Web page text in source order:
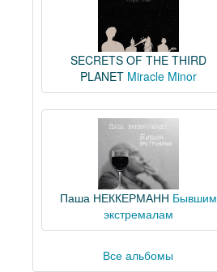
SECRETS OF THE THIRD
PLANET Miracle Minor
Паша НЕККЕРМАНН Бывшим
экстремалам
Все альбомы